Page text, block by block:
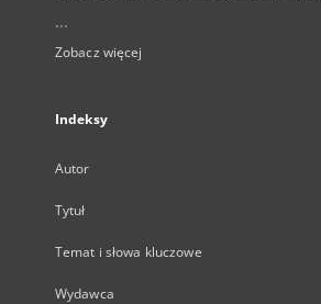
...
Zobacz więcej
Indeksy
Autor
Tytuł
Temat i słowa kluczowe
Wydawca